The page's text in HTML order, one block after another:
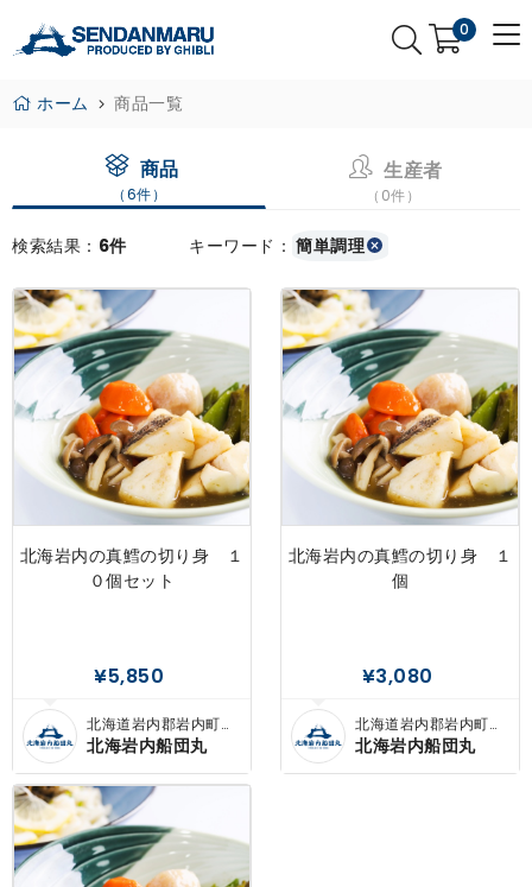
0
ホーム 商品一覧
商品
（6件）
生産者
（0件）
検索結果： 6件 キーワード： 簡単調理 ×
北海岩内の真鱈の切り身 １
０個セット
¥5,850
北海道岩内郡岩内町敷
島内
北海岩内船団丸
北海岩内の真鱈の切り身 １
個
¥3,080
北海道岩内郡岩内町敷
島内
北海岩内船団丸